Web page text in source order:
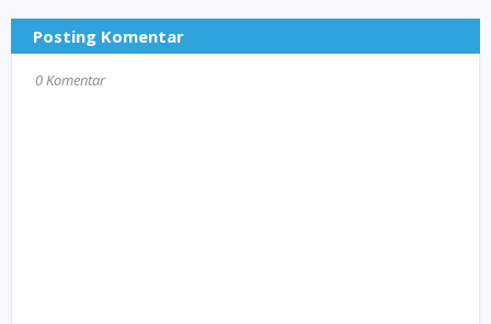
Posting Komentar
0 Komentar